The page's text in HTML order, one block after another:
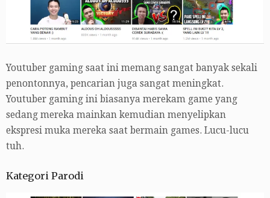
Youtuber gaming saat ini memang sangat banyak sekali
penontonnya, pencarian juga sangat meningkat.
Youtuber gaming ini biasanya merekam game yang
sedang mereka mainkan kemudian menyelipkan
ekspresi muka mereka saat bermain games. Lucu-lucu
tuh.
Kategori Parodi